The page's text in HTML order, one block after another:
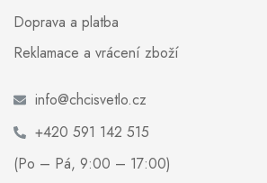
Doprava a platba
Reklamace a vrácení zboží
info@chcisvetlo.cz
+420 591 142 515
(Po – Pá, 9:00 – 17:00)